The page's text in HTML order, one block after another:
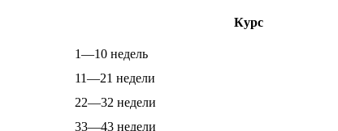
Курс
1—10 недель
11—21 недели
22—32 недели
33—43 недели